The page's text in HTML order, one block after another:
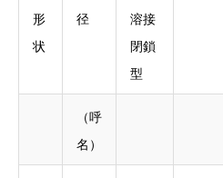
形
状
径
溶接
閉鎖
型
（呼
名）